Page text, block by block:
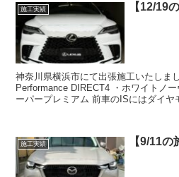
施工実績 【12/19
神奈川県横浜市にて出張施工いたしま
Performance DIRECT4 ・ホワイトノ
ーパープレミアム 前車のISにはダイヤ
施工実績 【9/11の